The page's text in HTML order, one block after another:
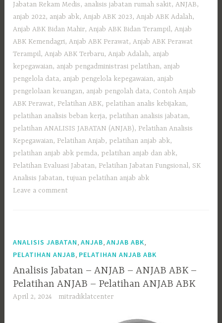
Jabatan Rekam Medis, analisis jabatan rumah sakit,ANJAB,
anjab 2022, anjab abk,Anjab ABK 2023,Anjab ABK Adalah,
Anjab ABK Bidan Mahir,Anjab ABK Bidan Terampil,Anjab
ABK Kemendagri,Anjab ABK Perawat,Anjab ABK Perawat
Terampil,Anjab ABK Terbaru,Anjab Adalah, anjab
kepegawaian, anjab pengadministrasi pelatihan, anjab
pengelola data, anjab pengelola kepegawaian, anjab
pengelolaan keuangan, anjab pengolah data, Contoh Anjab
ABK Perawat, Pelatihan ABK, pelatihan analis kebijakan,
pelatihan analisis beban kerja, pelatihan analisis jabatan,
pelatihan ANALISIS JABATAN (ANJAB), Pelatihan Analisis
Kepegawaian, Pelatihan Anjab, pelatihan anjab abk,
pelatihan anjab abk pemda, pelatihan anjab dan abk,
Pelatihan Evaluasi Jabatan, Pelatihan Jabatan Fungsional, SK
Analisis Jabatan, tujuan pelatihan anjab abk
Leave a comment
ANALISIS JABATAN,ANJAB,ANJAB ABK,
PELATIHAN ANJAB, PELATIHAN ANJAB ABK
Analisis Jabatan – ANJAB – ANJAB ABK –
Pelatihan ANJAB – Pelatihan ANJAB ABK
April 2, 2024 mitradiklatcenter